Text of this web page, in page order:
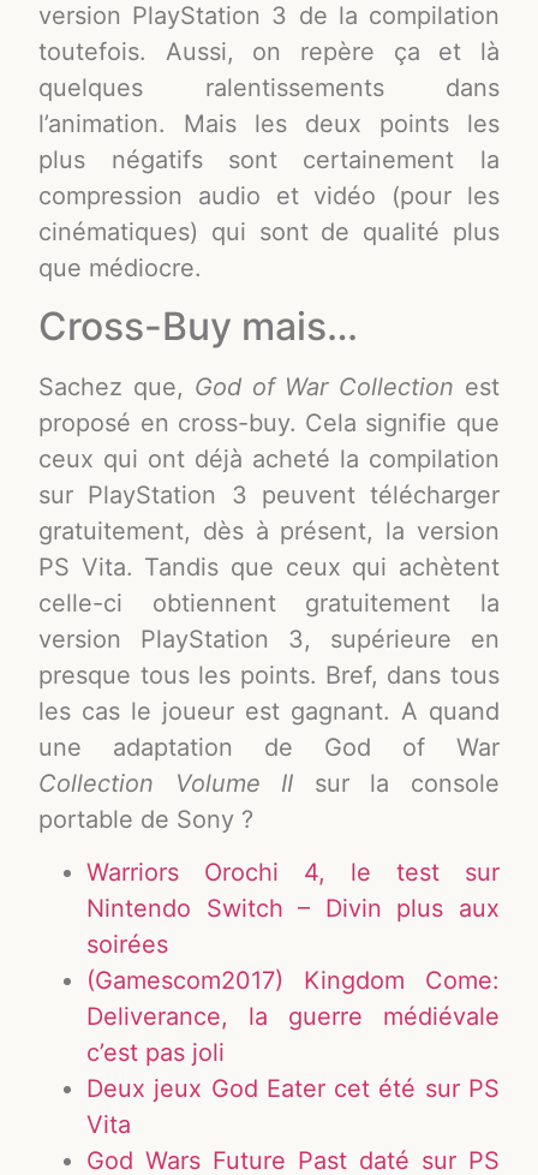
version PlayStation 3 de la compilation
toutefois. Aussi, on repère ça et là
quelques ralentissements dans
l’animation. Mais les deux points les
plus négatifs sont certainement la
compression audio et vidéo (pour les
cinématiques) qui sont de qualité plus
que médiocre.
Cross-Buy mais…
Sachez que, God of War Collection est
proposé en cross-buy. Cela signifie que
ceux qui ont déjà acheté la compilation
sur PlayStation 3 peuvent télécharger
gratuitement, dès à présent, la version
PS Vita. Tandis que ceux qui achètent
celle-ci obtiennent gratuitement la
version PlayStation 3, supérieure en
presque tous les points. Bref, dans tous
les cas le joueur est gagnant. A quand
une adaptation de God of War
Collection Volume II sur la console
portable de Sony ?
Warriors Orochi 4, le test sur
Nintendo Switch – Divin plus aux
soirées
(Gamescom2017) Kingdom Come:
Deliverance, la guerre médiévale
c’est pas joli
Deux jeux God Eater cet été sur PS
Vita
God Wars Future Past daté sur PS